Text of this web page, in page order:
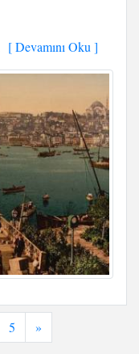
[ Devamını Oku ]
5 »